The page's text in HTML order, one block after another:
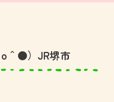
＾●）JR堺市